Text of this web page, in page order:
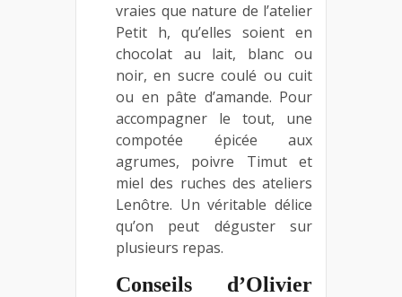
vraies que nature de l’atelier
Petit h, qu’elles soient en
chocolat au lait, blanc ou
noir, en sucre coulé ou cuit
ou en pâte d’amande. Pour
accompagner le tout, une
compotée épicée aux
agrumes, poivre Timut et
miel des ruches des ateliers
Lenôtre. Un véritable délice
qu’on peut déguster sur
plusieurs repas.
Conseils d’Olivier